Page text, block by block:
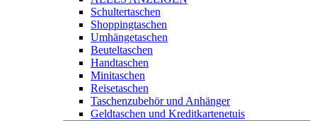
Schultertaschen
Shoppingtaschen
Umhängetaschen
Beuteltaschen
Handtaschen
Minitaschen
Reisetaschen
Taschenzubehör und Anhänger
Geldtaschen und Kreditkartenetuis